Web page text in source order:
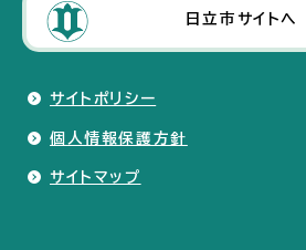
日立市サイトへ
サイトポリシー
個人情報保護方針
サイトマップ